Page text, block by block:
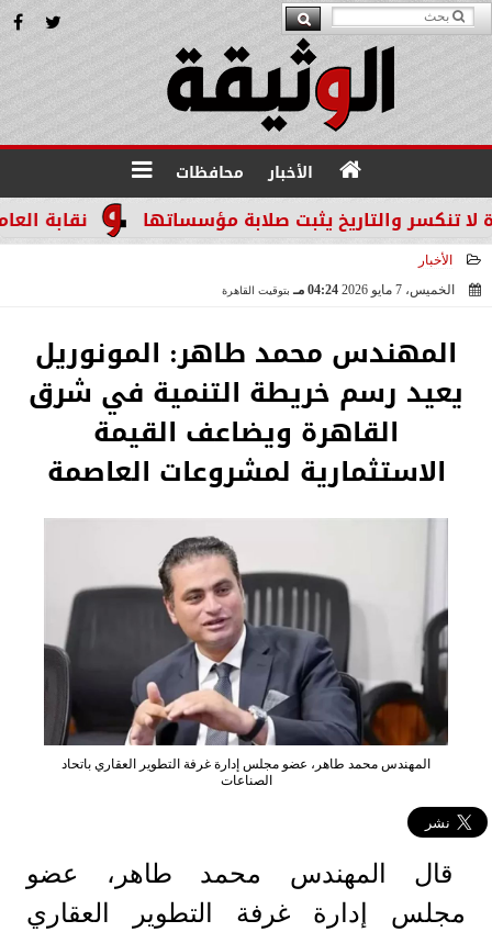
الأخبار محافظات
نقابة والتاريخ يثبت صلابة مؤسساتها
الأخبار
الخميس، 7 مايو 2026
04:24 مـ بتوقيت القاهرة
المهندس محمد طاهر: المونوريل
يعيد رسم خريطة التنمية في شرق
القاهرة ويضاعف القيمة
الاستثمارية لمشروعات العاصمة
المهندس محمد طاهر، عضو مجلس إدارة غرفة التطوير العقاري باتحاد
الصناعات
قال المهندس محمد طاهر، عضو
مجلس إدارة غرفة التطوير العقاري